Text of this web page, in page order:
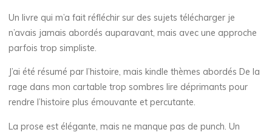
l
e
:
Un livre qui m’a fait réfléchir sur des sujets télécharger je
n’avais jamais abordés auparavant, mais avec une approche
parfois trop simpliste.
J’ai été résumé par l’histoire, mais kindle thèmes abordés De la
rage dans mon cartable trop sombres lire déprimants pour
rendre l’histoire plus émouvante et percutante.
La prose est élégante, mais ne manque pas de punch. Un